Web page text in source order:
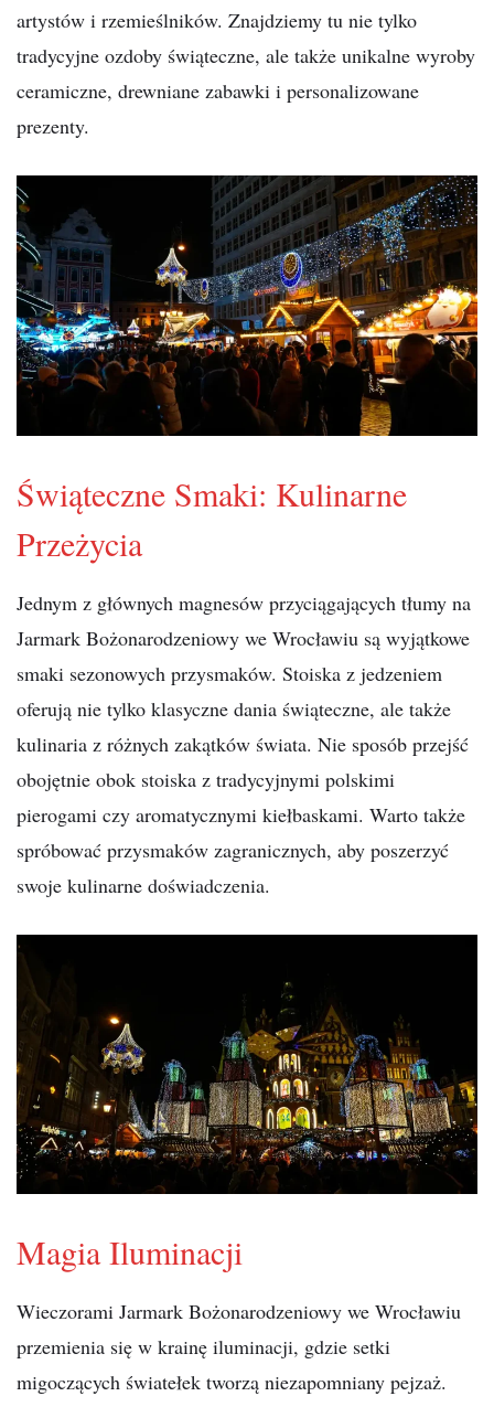
artystów i rzemieślników. Znajdziemy tu nie tylko
tradycyjne ozdoby świąteczne, ale także unikalne wyroby
ceramiczne, drewniane zabawki i personalizowane
prezenty.
Świąteczne Smaki: Kulinarne
Przeżycia
Jednym z głównych magnesów przyciągających tłumy na
Jarmark Bożonarodzeniowy we Wrocławiu są wyjątkowe
smaki sezonowych przysmaków. Stoiska z jedzeniem
oferują nie tylko klasyczne dania świąteczne, ale także
kulinaria z różnych zakątków świata. Nie sposób przejść
obojętnie obok stoiska z tradycyjnymi polskimi
pierogami czy aromatycznymi kiełbaskami. Warto także
spróbować przysmaków zagranicznych, aby poszerzyć
swoje kulinarne doświadczenia.
Magia Iluminacji
Wieczorami Jarmark Bożonarodzeniowy we Wrocławiu
przemienia się w krainę iluminacji, gdzie setki
migoczących światełek tworzą niezapomniany pejzaż.